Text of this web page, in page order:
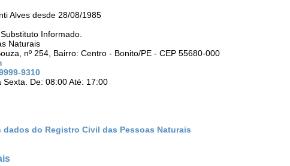
Alves desde 28/08/1985
Informado.
Naturais
nº 254, Bairro: Centro - Bonito/PE - CEP 55680-000
9310
Sexta. De: 08:00 Até: 17:00
do Registro Civil das Pessoas Naturais